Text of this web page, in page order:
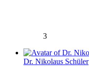
3
Dr. Nikolaus Schüler